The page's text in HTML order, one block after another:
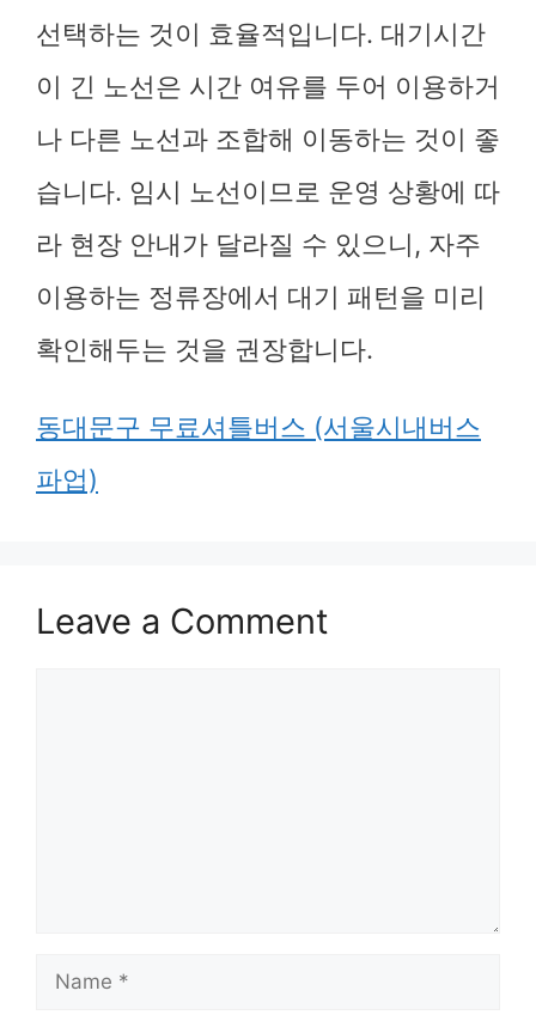
선택하는 것이 효율적입니다. 대기시간
이 긴 노선은 시간 여유를 두어 이용하거
나 다른 노선과 조합해 이동하는 것이 좋
습니다. 임시 노선이므로 운영 상황에 따
라 현장 안내가 달라질 수 있으니, 자주
이용하는 정류장에서 대기 패턴을 미리
확인해두는 것을 권장합니다.
동대문구 무료셔틀버스 (서울시내버스
파업)
Leave a Comment
Name